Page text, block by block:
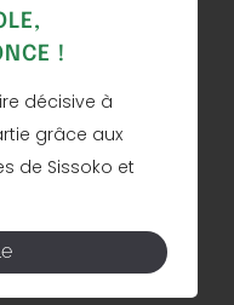
!
décisive à
grâce aux
de Sissoko et